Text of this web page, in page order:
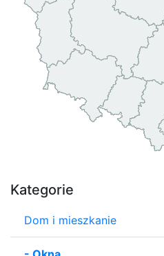
Kategorie
Dom i mieszkanie